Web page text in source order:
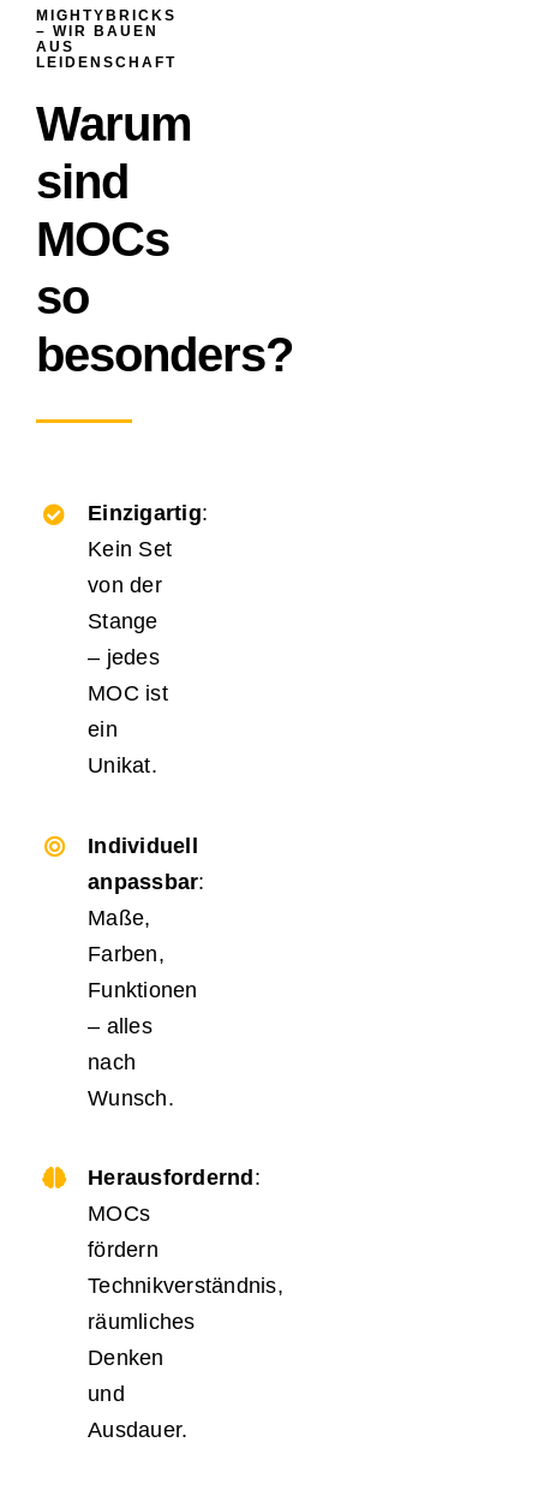
MIGHTYBRICKS
– WIR BAUEN
AUS
LEIDENSCHAFT
Warum
sind
MOCs
so
besonders?
Einzigartig:
Kein Set
von der
Stange
– jedes
MOC ist
ein
Unikat.
Individuell
anpassbar:
Maße,
Farben,
Funktionen
– alles
nach
Wunsch.
Herausfordernd:
MOCs
fördern
Technikverständnis,
räumliches
Denken
und
Ausdauer.